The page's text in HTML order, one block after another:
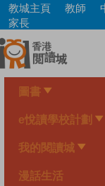
Skip
main
content
教城主頁 教師
家長
圖書
e悅讀學校計劃
我的閱讀城
漫話生活